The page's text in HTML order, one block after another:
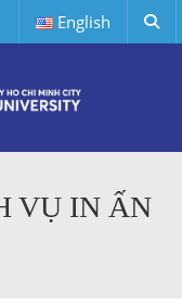
English
VỤ IN ẤN